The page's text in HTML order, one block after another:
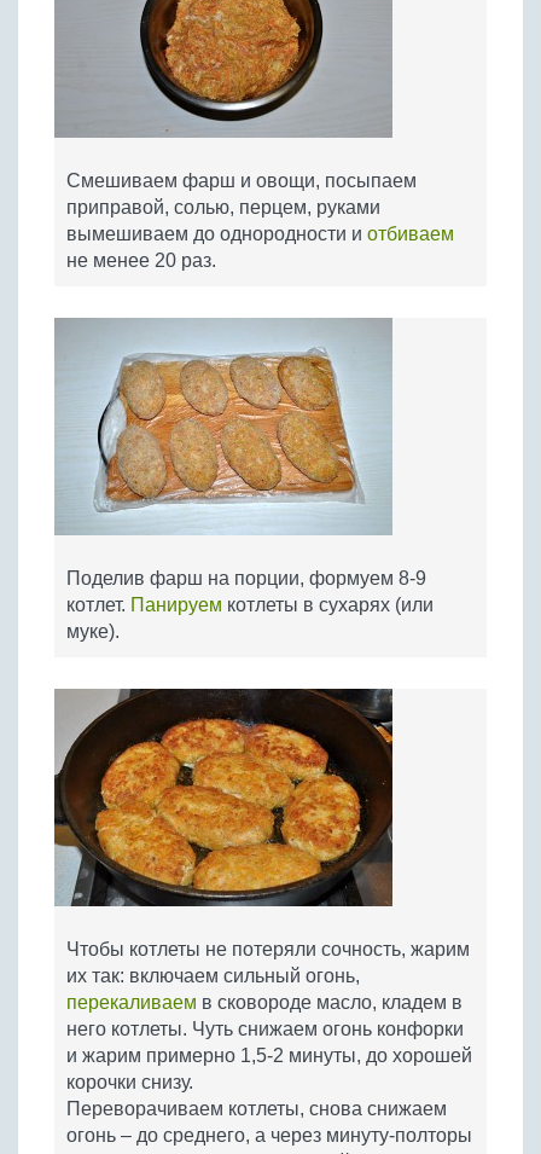
Смешиваем фарш и овощи, посыпаем
приправой, солью, перцем, руками
вымешиваем до однородности и отбиваем
не менее 20 раз.
Поделив фарш на порции, формуем 8-9
котлет. Панируем котлеты в сухарях (или
муке).
Чтобы котлеты не потеряли сочность, жарим
их так: включаем сильный огонь,
перекаливаем в сковороде масло, кладем в
него котлеты. Чуть снижаем огонь конфорки
и жарим примерно 1,5-2 минуты, до хорошей
корочки снизу.
Переворачиваем котлеты, снова снижаем
огонь – до среднего, а через минуту-полторы